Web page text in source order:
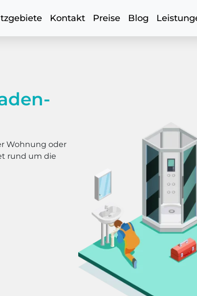
Kontakt Preise Blog
Wohnung oder
rund um die